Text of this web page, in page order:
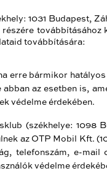
1031 Budapest,
továbbítására:
erre bármikor
az esetben is,
védelme érdekében.
(székhelye:
az OTP Mobil Kft.
telefonszám, e-
védelme